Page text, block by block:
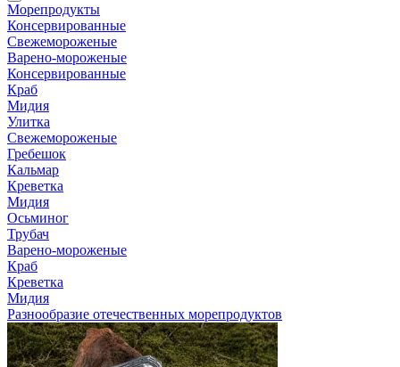
Морепродукты
Консервированные
Свежемороженые
Варено-мороженые
Консервированные
Краб
Мидия
Улитка
Свежемороженые
Гребешок
Кальмар
Креветка
Мидия
Осьминог
Трубач
Варено-мороженые
Краб
Креветка
Мидия
Разнообразие отечественных морепродуктов